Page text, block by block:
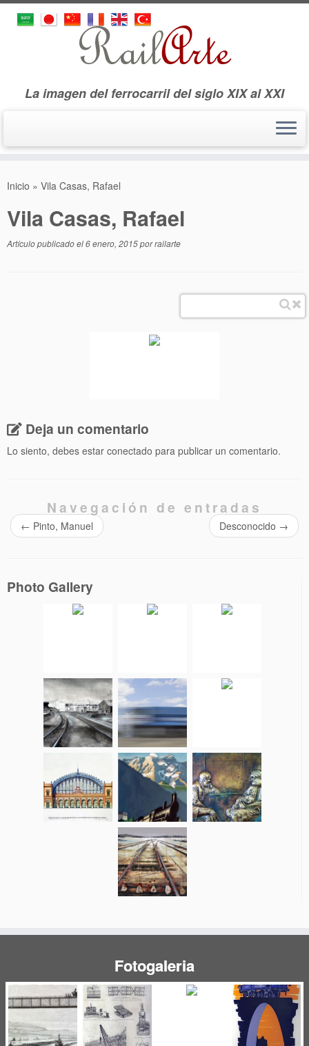
La imagen del ferrocarril del siglo XIX al XXI
Inicio » Vila Casas, Rafael
Vila Casas, Rafael
Artículo publicado el6 enero, 2015porrailarte
Deja un comentario
Lo siento, debes estar conectado para publicar un comentario.
Navegación de entradas
← Pinto, Manuel Desconocido →
Photo Gallery
Fotogaleria